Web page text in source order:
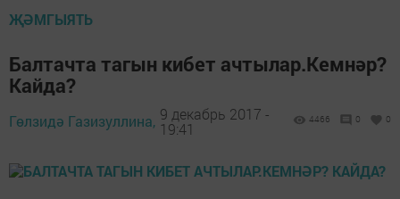
ҖӘМГЫЯТЬ
Балтачта тагын кибет ачтылар.Кемнәр?
Кайда?
Гөлзидә Газизуллина, 9 декабрь 2017 -
19:41
4466 0 0